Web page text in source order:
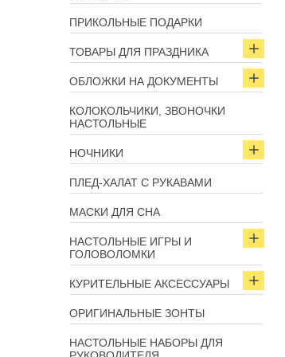
ПРИКОЛЬНЫЕ ПОДАРКИ
ТОВАРЫ ДЛЯ ПРАЗДНИКА
ОБЛОЖКИ НА ДОКУМЕНТЫ
КОЛОКОЛЬЧИКИ, ЗВОНОЧКИ
НАСТОЛЬНЫЕ
НОЧНИКИ
ПЛЕД-ХАЛАТ С РУКАВАМИ
МАСКИ ДЛЯ СНА
НАСТОЛЬНЫЕ ИГРЫ И
ГОЛОВОЛОМКИ
КУРИТЕЛЬНЫЕ АКСЕССУАРЫ
ОРИГИНАЛЬНЫЕ ЗОНТЫ
НАСТОЛЬНЫЕ НАБОРЫ ДЛЯ
Арт: 3539
«Перчатка» с
Арт: 4075
Графин в форме черепа